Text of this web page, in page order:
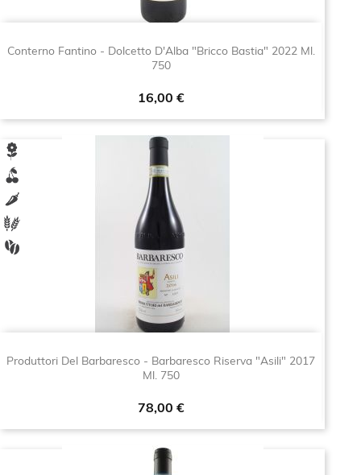
Conterno Fantino - Dolcetto D'Alba "Bricco Bastia" 2022 Ml.
750
Prezzo
16,00 €
Produttori Del Barbaresco - Barbaresco Riserva "Asili" 2017
Ml. 750
Prezzo
78,00 €